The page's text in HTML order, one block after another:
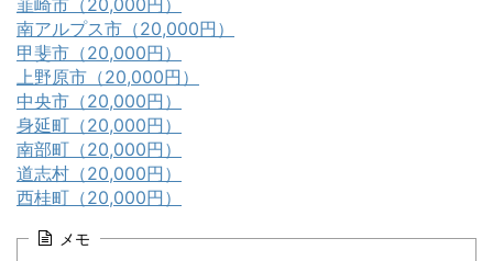
韮崎市（20,000円）
南アルプス市（20,000円）
甲斐市（20,000円）
上野原市（20,000円）
中央市（20,000円）
身延町（20,000円）
南部町（20,000円）
道志村（20,000円）
西桂町（20,000円）
メモ